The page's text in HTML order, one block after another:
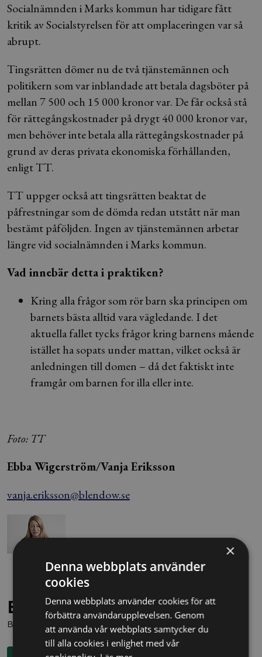
Socialnämnden i Marks kommun har tidigare fått
kritik av Socialstyrelsen för att omplaceringen var så
abrupt.
Tingsrätten dömer nu de två tjänstemännen och
politikern som var inblandade att betala dagsböter på
mellan 7 500 och 15 000 kronor var. De får också stå
för rättegångskostnader på drygt 40 000 kronor var,
men behöver inte betala alla rättegångskostnader på
grund av deras privata ekonomiska förhållanden,
enligt TT.
TT uppger också att tingsrätten beaktat de
påfrestningar som de dömda redan utstått när man
bestämt påföljden. Ingen av tjänstemännen arbetar
längre vid socialnämnden i Marks kommun.
Vad innebär detta i praktiken?
Kring alla frågor som rör barn ska principen om
barnets bästa alltid vara vägledande. I det
aktuella fallet tycks frågor kring barnens mående
istället ha sopats under mattan, vilket också är
anledningen till domen – då det faktiskt inte
framgår om barnen for illa eller inte.
Foto: TT
Ebba Wigerström/Vanja Eriksson
vanja.eriksson@blendow.se
Behöver du juridisk hjälp?
Boka en kostnadsfri konsultation direkt via knappen nedan.
×
Denna webbplats använder
cookies
Denna webbplats använder cookies för att
förbättra användarupplevelsen. Genom
att använda vår webbplats samtycker du
till alla cookies i enlighet med vår